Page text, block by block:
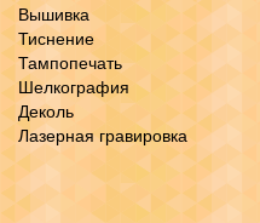
Вышивка
Тиснение
Тампопечать
Шелкография
Деколь
Лазерная гравировка